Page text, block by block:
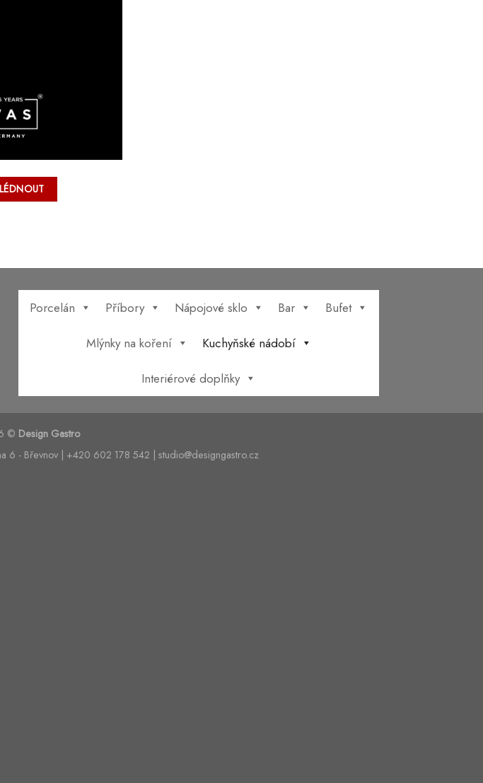
Porcelán Příbory Nápojové sklo Bar Bufet
Mlýnky na koření Kuchyňské nádobí
Interiérové doplňky
© Design Gastro
6 - Břevnov | +420 602 178 542 | studio@designgastro.cz